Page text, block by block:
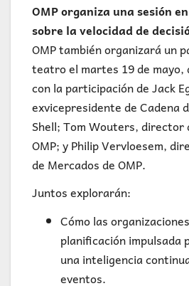
OMP organiza una sesión
sobre la velocidad de
OMP también organizará un
teatro el martes 19 de mayo,
con la participación de Jack
exvicepresidente de Cadena
Shell; Tom Wouters, director
OMP; y Philip Vervloesem,
de Mercados de OMP.
Juntos explorarán:
Cómo las
planificación impulsada
una inteligencia
eventos.